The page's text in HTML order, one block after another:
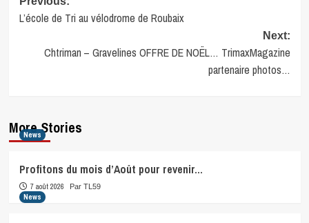
navigation
L’école de Tri au vélodrome de Roubaix
Next:
Chtriman – Gravelines OFFRE DE NOËL… TrimaxMagazine
partenaire photos…
More Stories
News
Profitons du mois d’Août pour revenir…
7 août 2026 Par TL59
News